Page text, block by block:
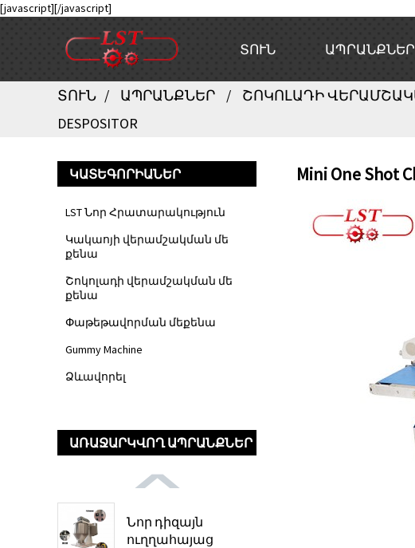
[javascript][/javascript]
ՏՈՒՆ ԱՊՐԱՆՔՆԵՐ
ՏՈՒՆ ԱՊՐԱՆՔՆԵՐ ՇՈԿՈԼԱԴԻ
DESPOSITOR
ԿԱՏԵԳՈՐԻԱՆԵՐ
LST Նոր Հրատարակություն
Կակաոյի վերամշակման մե
քենա
Շոկոլադի վերամշակման մե
քենա
Փաթեթավորման մեքենա
Gummy Machine
Ձևավորել
ԱՌԱՋԱՐԿՎՈՂ ԱՊՐԱՆՔՆԵՐ
Նոր դիզայն
ուղղահայաց
Mini One Shot